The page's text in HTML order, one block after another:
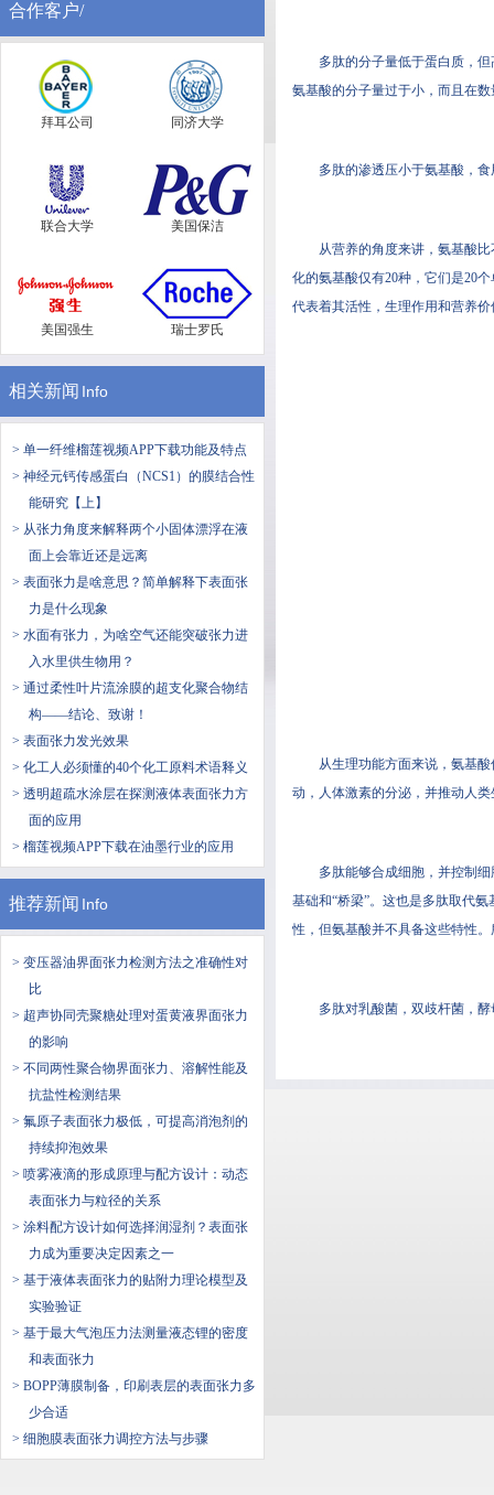
合作客户/
拜耳公司 同济大学
联合大学 美国保洁
美国强生 瑞士罗氏
相关新闻 Info
> 单一纤维榴莲视频APP下载功能及特点
> 神经元钙传感蛋白（NCS1）的膜结合性
能研究【上】
> 从张力角度来解释两个小固体漂浮在液
面上会靠近还是远离
> 表面张力是啥意思？简单解释下表面张
力是什么现象
> 水面有张力，为啥空气还能突破张力进
入水里供生物用？
> 通过柔性叶片流涂膜的超支化聚合物结
构——结论、致谢！
> 表面张力发光效果
> 化工人必须懂的40个化工原料术语释义
> 透明超疏水涂层在探测液体表面张力方
面的应用
> 榴莲视频APP下载在油墨行业的应用
推荐新闻 Info
> 变压器油界面张力检测方法之准确性对
比
> 超声协同壳聚糖处理对蛋黄液界面张力
的影响
> 不同两性聚合物界面张力、溶解性能及
抗盐性检测结果
> 氟原子表面张力极低，可提高消泡剂的
持续抑泡效果
> 喷雾液滴的形成原理与配方设计：动态
表面张力与粒径的关系
> 涂料配方设计如何选择润湿剂？表面张
力成为重要决定因素之一
> ​基于液体表面张力的贴附力理论模型及
实验验证
> 基于最大气泡压力法测量液态锂的密度
和表面张力
> BOPP薄膜制备，印刷表层的表面张力多
少合适
> 细胞膜表面张力调控方法与步骤
多肽的分子量低于蛋白质，
氨基酸的分子量过于小，而且在数
多肽的渗透压小于氨基酸，
从营养的角度来讲，氨基酸比
化的氨基酸仅有20种，它们是20
代表着其活性，生理作用和营养价
从生理功能方面来说，氨
动，人体激素的分泌，并推动人类
多肽能够合成细胞，并控制
基础和“桥梁”。这也是多肽取代氨
性，但氨基酸并不具备这些特性
多肽对乳酸菌，双歧杆菌